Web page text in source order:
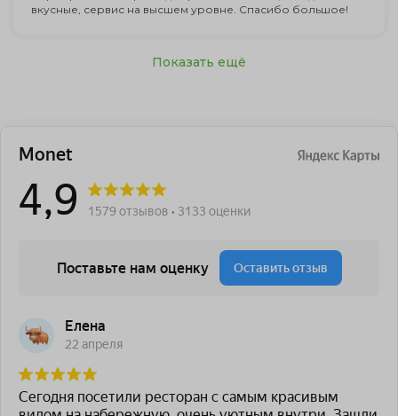
вкусные, сервис на высшем уровне. Спасибо большое!
Показать ещё